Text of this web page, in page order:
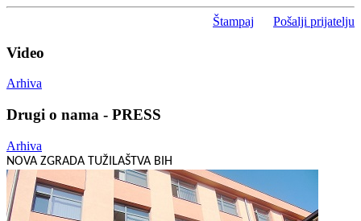
Štampaj Pošalji prijatelju
Video
Arhiva
Drugi o nama - PRESS
Arhiva
NOVA ZGRADA TUŽILAŠTVA BIH